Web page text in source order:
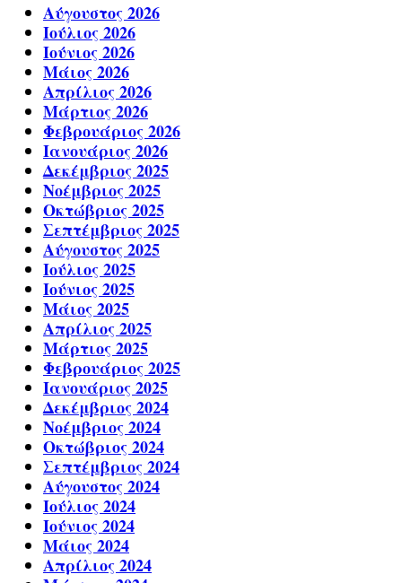
Αύγουστος 2026
Ιούλιος 2026
Ιούνιος 2026
Μάιος 2026
Απρίλιος 2026
Μάρτιος 2026
Φεβρουάριος 2026
Ιανουάριος 2026
Δεκέμβριος 2025
Νοέμβριος 2025
Οκτώβριος 2025
Σεπτέμβριος 2025
Αύγουστος 2025
Ιούλιος 2025
Ιούνιος 2025
Μάιος 2025
Απρίλιος 2025
Μάρτιος 2025
Φεβρουάριος 2025
Ιανουάριος 2025
Δεκέμβριος 2024
Νοέμβριος 2024
Οκτώβριος 2024
Σεπτέμβριος 2024
Αύγουστος 2024
Ιούλιος 2024
Ιούνιος 2024
Μάιος 2024
Απρίλιος 2024